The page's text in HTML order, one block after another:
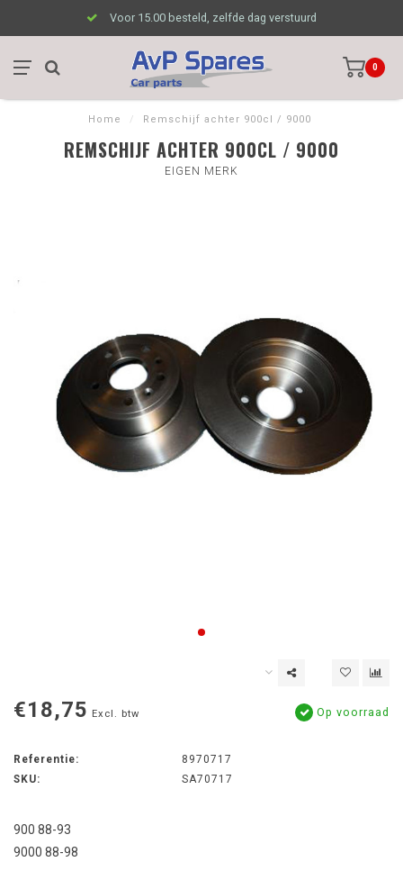
Voor 15.00 besteld, zelfde dag verstuurd
0
Home / Remschijf achter 900cl / 9000
REMSCHIJF ACHTER 900CL / 9000
EIGEN MERK
€18,75 Excl. btw Op voorraad
Referentie:
8970717
SKU:
SA70717
900 88-93
9000 88-98